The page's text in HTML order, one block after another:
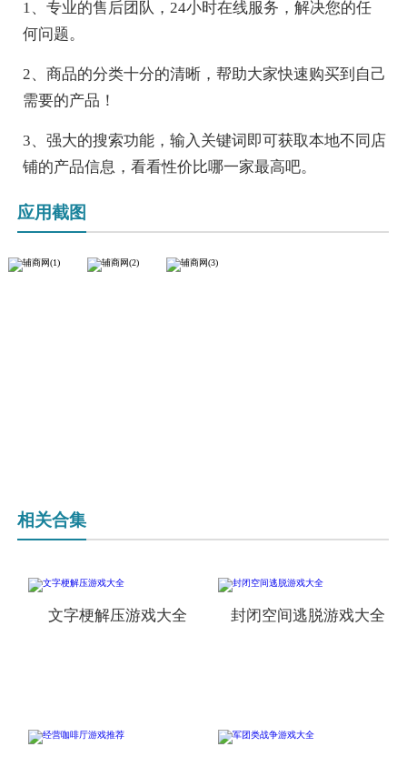
1、专业的售后团队，24小时在线服务，解决您的任
何问题。
2、商品的分类十分的清晰，帮助大家快速购买到自己
需要的产品！
3、强大的搜索功能，输入关键词即可获取本地不同店
铺的产品信息，看看性价比哪一家最高吧。
应用截图
相关合集
文字梗解压游戏大全 封闭空间逃脱游戏大全